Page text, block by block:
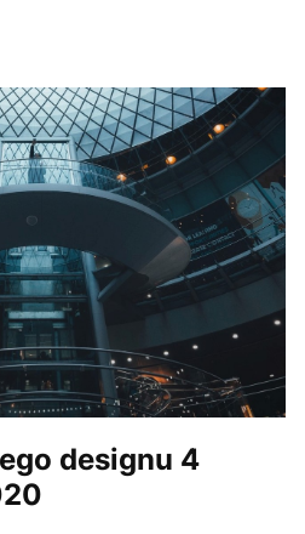
designu 4